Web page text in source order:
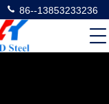
86--13853233236